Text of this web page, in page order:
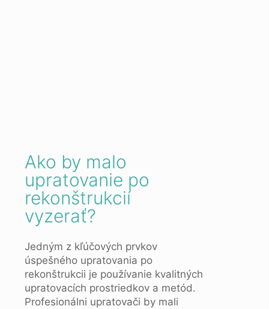
Ako by malo
upratovanie po
rekonštrukcií
vyzerať?
Jedným z kľúčových prvkov
úspešného upratovania po
rekonštrukcii je používanie kvalitných
upratovacích prostriedkov a metód.
Profesionálni upratovači by mali